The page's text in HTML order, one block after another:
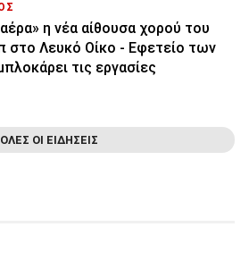
η νέα αίθουσα χορού του
στο Λευκό Οίκο - Εφετείο των
τις εργασίες
ΟΛΕΣ ΟΙ ΕΙΔΗΣΕΙΣ